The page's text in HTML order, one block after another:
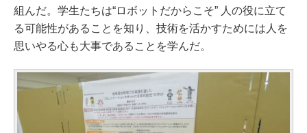
組んだ。学生たちは“ロボットだからこそ” 人の役に立て
る可能性があることを知り、技術を活かすためには人を
思いやる心も大事であることを学んだ。